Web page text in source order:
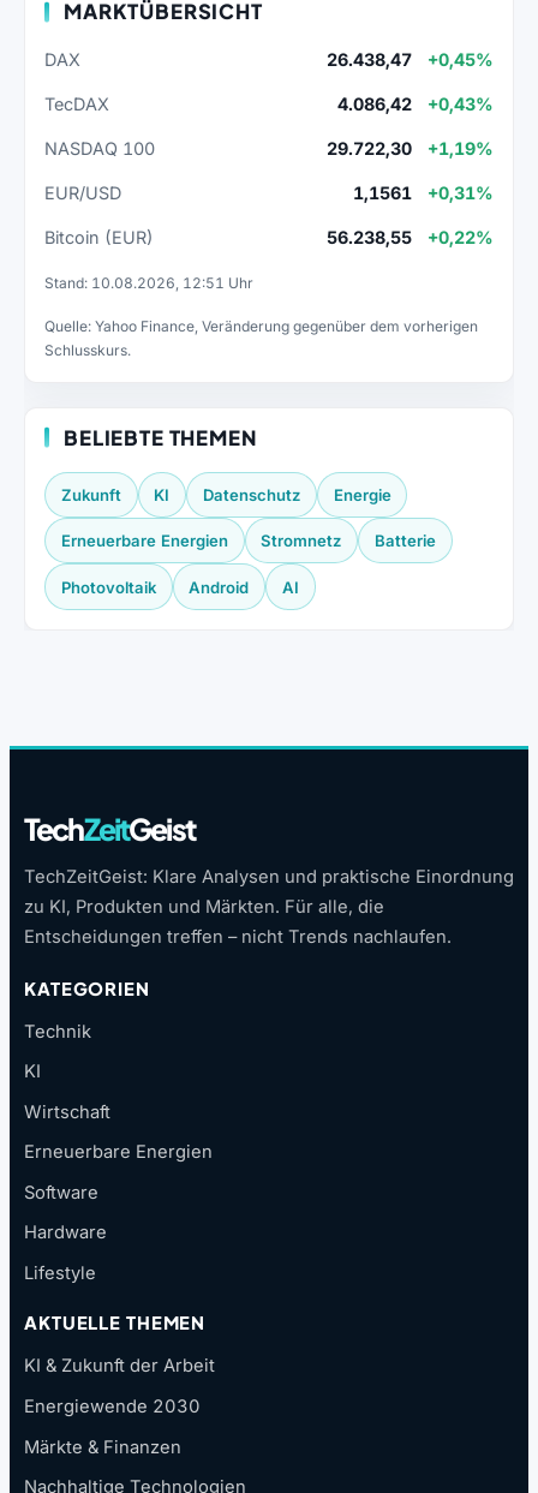
MARKTÜBERSICHT
DAX 26.438,47 +0,45%
TecDAX 4.086,42 +0,43%
NASDAQ 100 29.722,30 +1,19%
EUR/USD 1,1561 +0,31%
Bitcoin (EUR) 56.238,55 +0,22%
Stand: 10.08.2026, 12:51 Uhr
Quelle: Yahoo Finance, Veränderung gegenüber dem vorherigen
Schlusskurs.
BELIEBTE THEMEN
Zukunft KI Datenschutz Energie
Erneuerbare Energien Stromnetz Batterie
Photovoltaik Android AI
TechZeitGeist
TechZeitGeist: Klare Analysen und praktische Einordnung
zu KI, Produkten und Märkten. Für alle, die
Entscheidungen treffen – nicht Trends nachlaufen.
KATEGORIEN
Technik
KI
Wirtschaft
Erneuerbare Energien
Software
Hardware
Lifestyle
AKTUELLE THEMEN
KI & Zukunft der Arbeit
Energiewende 2030
Märkte & Finanzen
Nachhaltige Technologien